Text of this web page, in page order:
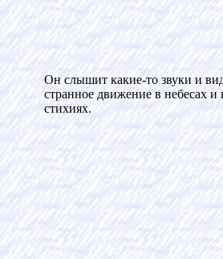
Он слышит какие-то звуки и
странное движение в небесах и
стихиях.